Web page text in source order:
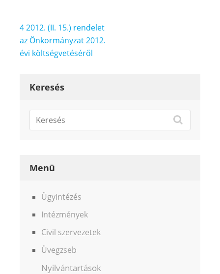
Bejegyzés
navigáció
4 2012. (II. 15.) rendelet
az Önkormányzat 2012.
évi költségvetéséről
Keresés
Menü
Ügyintézés
Intézmények
Civil szervezetek
Üvegzseb
Nyilvántartások